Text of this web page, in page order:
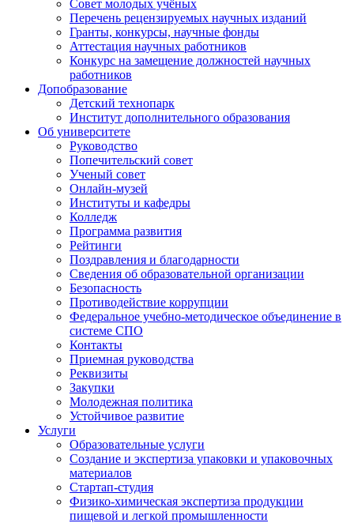
Совет молодых учёных
Перечень рецензируемых научных изданий
Гранты, конкурсы, научные фонды
Аттестация научных работников
Конкурс на замещение должностей научных
работников
Допобразование
Детский технопарк
Институт дополнительного образования
Об университете
Руководство
Попечительский совет
Ученый совет
Онлайн-музей
Институты и кафедры
Колледж
Программа развития
Рейтинги
Поздравления и благодарности
Сведения об образовательной организации
Безопасность
Противодействие коррупции
Федеральное учебно-методическое объединение в
системе СПО
Контакты
Приемная руководства
Реквизиты
Закупки
Молодежная политика
Устойчивое развитие
Услуги
Образовательные услуги
Создание и экспертиза упаковки и упаковочных
материалов
Стартап-студия
Физико-химическая экспертиза продукции
пищевой и легкой промышленности